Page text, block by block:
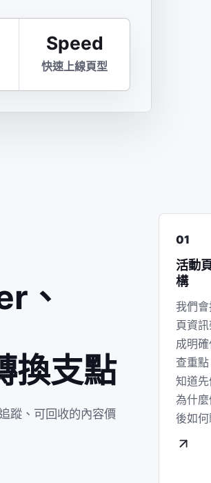
Speed
快速上線頁型
、
換支點
蹤、可回收的內容價
01
活動
構
我們
頁資
成明
查重
知道先
為什
後如何